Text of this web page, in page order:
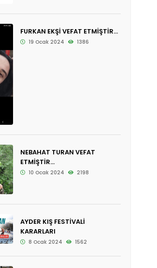
FURKAN EKŞİ VEFAT ETMİŞTİR...
19 Ocak 2024 1386
NEBAHAT TURAN VEFAT
ETMİŞTİR...
10 Ocak 2024 2198
AYDER KIŞ FESTİVALİ
KARARLARI
8 Ocak 2024 1562